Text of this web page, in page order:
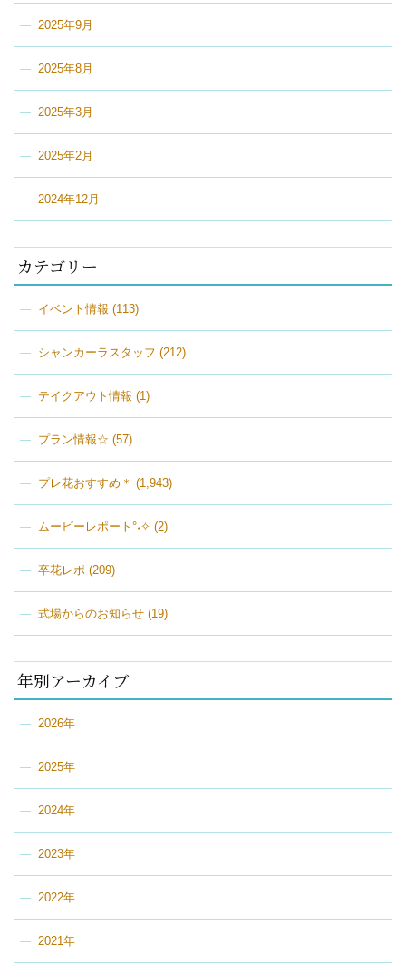
2025年9月
2025年8月
2025年3月
2025年2月
2024年12月
カテゴリー
イベント情報 (113)
シャンカーラスタッフ (212)
テイクアウト情報 (1)
プラン情報☆ (57)
プレ花おすすめ＊ (1,943)
ムービーレポート°˖✧ (2)
卒花レポ(209)
式場からのお知らせ(19)
年別アーカイブ
2026年
2025年
2024年
2023年
2022年
2021年